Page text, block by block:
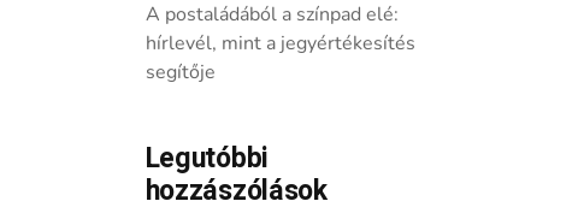
A postaládából a színpad elé:
hírlevél, mint a jegyértékesítés
segítője
Legutóbbi
hozzászólások